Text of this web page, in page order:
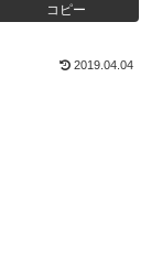
コピー
2019.04.04